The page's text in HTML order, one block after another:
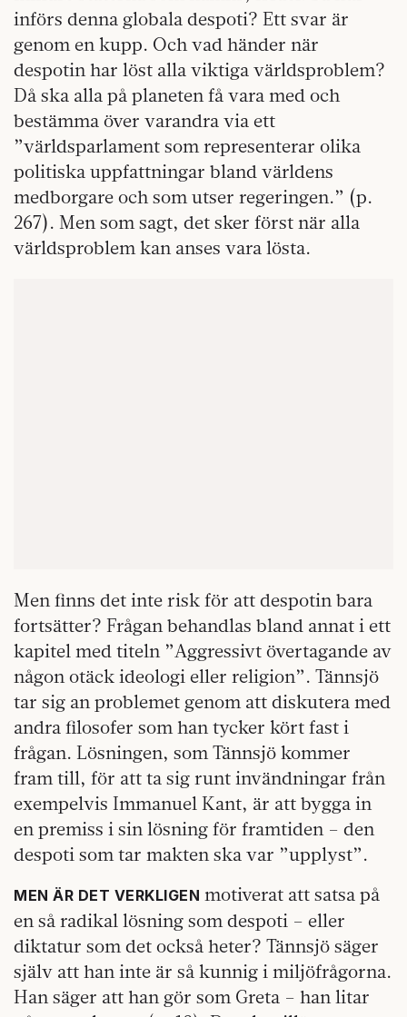
införs denna globala despoti? Ett svar är
genom en kupp. Och vad händer när
despotin har löst alla viktiga världsproblem?
Då ska alla på planeten få vara med och
bestämma över varandra via ett
”världsparlament som representerar olika
politiska uppfattningar bland världens
medborgare och som utser regeringen.” (p.
267). Men som sagt, det sker först när alla
världsproblem kan anses vara lösta.
Men finns det inte risk för att despotin bara
fortsätter? Frågan behandlas bland annat i ett
kapitel med titeln ”Aggressivt övertagande av
någon otäck ideologi eller religion”. Tännsjö
tar sig an problemet genom att diskutera med
andra filosofer som han tycker kört fast i
frågan. Lösningen, som Tännsjö kommer
fram till, för att ta sig runt invändningar från
exempelvis Immanuel Kant, är att bygga in
en premiss i sin lösning för framtiden – den
despoti som tar makten ska var ”upplyst”.
MEN ÄR DET VERKLIGEN motiverat att satsa på
en så radikal lösning som despoti – eller
diktatur som det också heter? Tännsjö säger
själv att han inte är så kunnig i miljöfrågorna.
Han säger att han gör som Greta – han litar